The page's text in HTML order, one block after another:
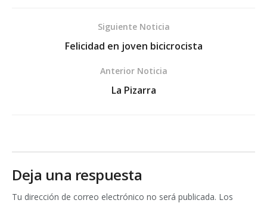
Siguiente Noticia
Felicidad en joven bicicrocista
Anterior Noticia
La Pizarra
Deja una respuesta
Tu dirección de correo electrónico no será publicada. Los